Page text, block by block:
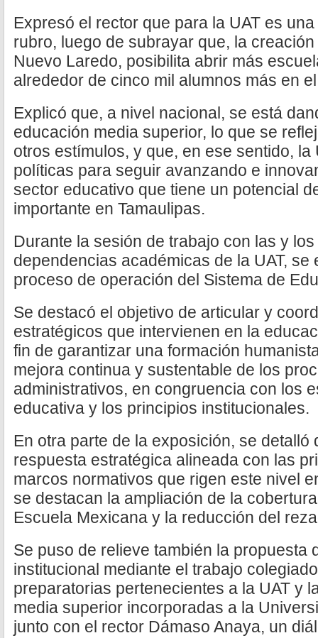
Expresó el rector que para la UAT es
rubro, luego de subrayar que, la
Nuevo Laredo, posibilita abrir más
alrededor de cinco mil alumnos más en
Explicó que, a nivel nacional, se está
educación media superior, lo que se
otros estímulos, y que, en ese sentido, la
políticas para seguir avanzando e
sector educativo que tiene un potencial
importante en Tamaulipas.
Durante la sesión de trabajo con las y
dependencias académicas de la UAT,
proceso de operación del Sistema de
Se destacó el objetivo de articular y
estratégicos que intervienen en la
fin de garantizar una formación
mejora continua y sustentable de los
administrativos, en congruencia con los
educativa y los principios institucionales.
En otra parte de la exposición, se detalló
respuesta estratégica alineada con las
marcos normativos que rigen este nivel
se destacan la ampliación de la
Escuela Mexicana y la reducción del
Se puso de relieve también la propuesta
institucional mediante el trabajo
preparatorias pertenecientes a la UAT y
media superior incorporadas a la
junto con el rector Dámaso Anaya, un